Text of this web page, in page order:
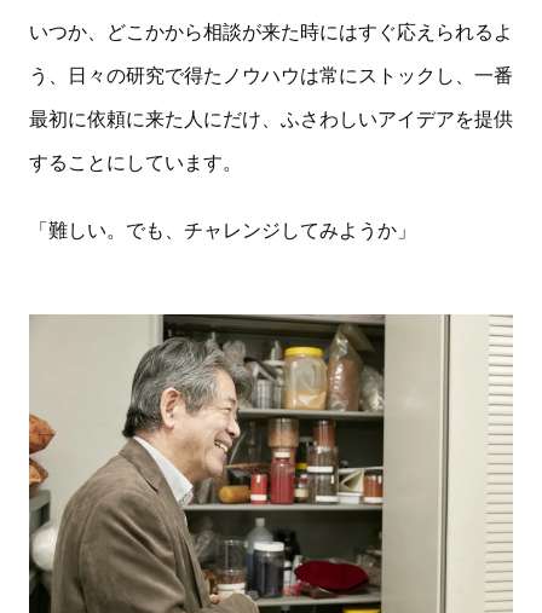
いつか、どこかから相談が来た時にはすぐ応えられるよ
う、日々の研究で得たノウハウは常にストックし、一番
最初に依頼に来た人にだけ、ふさわしいアイデアを提供
することにしています。
「難しい。でも、チャレンジしてみようか」